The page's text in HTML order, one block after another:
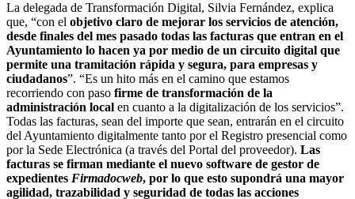
La delegada de Transformación Digital, Silvia Fernández, explica
que, “con el objetivo claro de mejorar los servicios de atención,
desde finales del mes pasado todas las facturas que entran en el
Ayuntamiento lo hacen ya por medio de un circuito digital que
permite una tramitación rápida y segura, para empresas y
ciudadanos”. “Es un hito más en el camino que estamos
recorriendo con paso firme de transformación de la
administración local en cuanto a la digitalización de los servicios”.
Todas las facturas, sean del importe que sean, entrarán en el circuito
del Ayuntamiento digitalmente tanto por el Registro presencial como
por la Sede Electrónica (a través del Portal del proveedor). Las
facturas se firman mediante el nuevo software de gestor de
expedientes Firmadocweb, por lo que esto supondrá una mayor
agilidad, trazabilidad y seguridad de todas las acciones